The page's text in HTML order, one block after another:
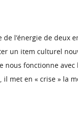
de l’énergie de deux
un item culturel
fonctionne avec
met en « crise » la